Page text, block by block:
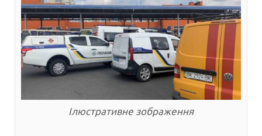
Ілюстративне зображення